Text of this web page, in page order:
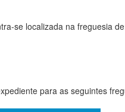
se localizada na freguesia
para as seguintes